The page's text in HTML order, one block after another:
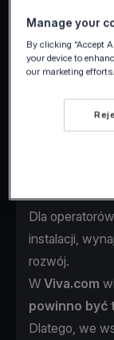
Elektryczne
Europie, ale
zakładać
Dla
instalacji,
rozwój.
W Viva.com
powinno być
Dlatego, we
Manage your
By clicking “Accept
your device to
our marketing efforts.